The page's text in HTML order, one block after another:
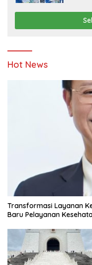
Hot News
Transformasi Layanan
Baru Pelayanan